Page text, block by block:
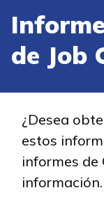
Estudiar
de Job
¿Desea
estos
informes de
información.